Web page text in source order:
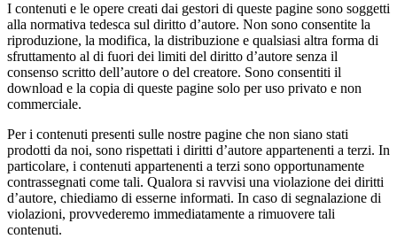
I contenuti e le opere creati dai gestori di queste pagine sono soggetti
alla normativa tedesca sul diritto d’autore. Non sono consentite la
riproduzione, la modifica, la distribuzione e qualsiasi altra forma di
sfruttamento al di fuori dei limiti del diritto d’autore senza il
consenso scritto dell’autore o del creatore. Sono consentiti il
download e la copia di queste pagine solo per uso privato e non
commerciale.
Per i contenuti presenti sulle nostre pagine che non siano stati
prodotti da noi, sono rispettati i diritti d’autore appartenenti a terzi. In
particolare, i contenuti appartenenti a terzi sono opportunamente
contrassegnati come tali. Qualora si ravvisi una violazione dei diritti
d’autore, chiediamo di esserne informati. In caso di segnalazione di
violazioni, provvederemo immediatamente a rimuovere tali
contenuti.